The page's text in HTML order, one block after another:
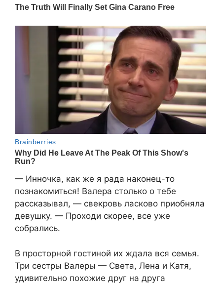
— Инночка, как же я рада наконец-то
познакомиться! Валера столько о тебе
рассказывал, — свекровь ласково приобняла
девушку. — Проходи скорее, все уже
собрались.
В просторной гостиной их ждала вся семья.
Три сестры Валеры — Света, Лена и Катя,
удивительно похожие друг на друга